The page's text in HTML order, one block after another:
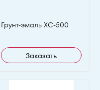
Грунт-эмаль ХС-500
Заказать